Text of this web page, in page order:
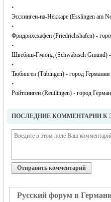
•
Эсслинген-на-Неккаре (Esslingen am
•
Фридрихсхафен (Friedrichshafen) -
•
Швебиш-Гмюнд (Schwäbisch Gmünd) -
•
Тюбинген (Tübingen) - город Германии
•
Ройтлинген (Reutlingen) - город
ПОСЛЕДНИЕ КОММЕНТАРИИ К
Отправить комментарий
Русский форум в